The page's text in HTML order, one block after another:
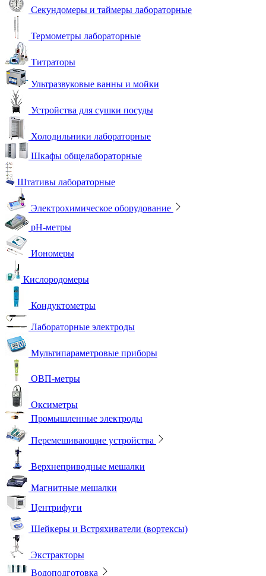
Секундомеры и таймеры лабораторные
Термометры лабораторные
Титраторы
Ультразвуковые ванны и мойки
Устройства для сушки посуды
Холодильники лабораторные
Шкафы общелабораторные
Штативы лабораторные
Электрохимическое оборудование
pH-метры
Иономеры
Кислородомеры
Кондуктометры
Лабораторные электроды
Мультипараметровые приборы
ОВП-метры
Оксиметры
Промышленные электроды
Перемешивающие устройства
Верхнеприводные мешалки
Магнитные мешалки
Центрифуги
Шейкеры и Встряхиватели (вортексы)
Экстракторы
Водоподготовка